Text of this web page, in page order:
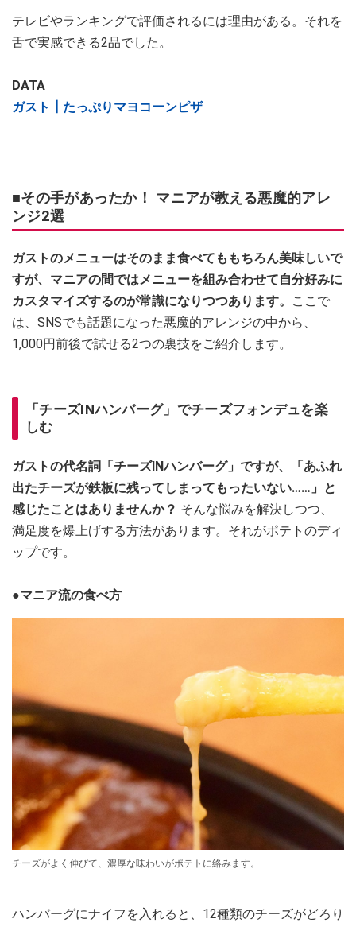
テレビやランキングで評価されるには理由がある。それを
舌で実感できる2品でした。
DATA
ガスト┃たっぷりマヨコーンピザ
■その手があったか！ マニアが教える悪魔的アレ
ンジ2選
ガストのメニューはそのまま食べてももちろん美味しいで
すが、マニアの間ではメニューを組み合わせて自分好みに
カスタマイズするのが常識になりつつあります。
ここで
は、SNSでも話題になった悪魔的アレンジの中から、
1,000円前後で試せる2つの裏技をご紹介します。
「チーズINハンバーグ」でチーズフォンデュを楽
しむ
ガストの代名詞「チーズINハンバーグ」ですが、「あふれ
出たチーズが鉄板に残ってしまってもったいない……」と
感じたことはありませんか？ そんな悩みを解決しつつ、
満足度を爆上げする方法があります。それがポテトのディ
ップです。
●マニア流の食べ方
チーズがよく伸びて、濃厚な味わいがポテトに絡みます。
ハンバーグにナイフを入れると、12種類のチーズがどろり